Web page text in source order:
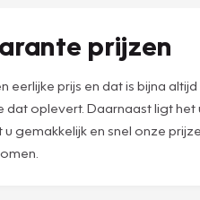
prijzen
eerlijke prijs en dat is bijna
oplevert. Daarnaast ligt
u gemakkelijk en snel onze